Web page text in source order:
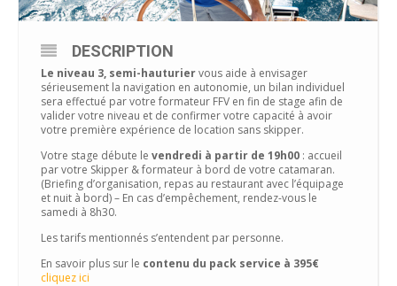
DESCRIPTION
Le niveau 3, semi-hauturiervous aide à envisager
sérieusement la navigation en autonomie, un bilan individuel
sera effectué par votre formateur FFV en fin de stage afin de
valider votre niveau et de confirmer votre capacité à avoir
votre première expérience de location sans skipper.
Votre stage débute le vendredi à partir de 19h00 : accueil
par votre Skipper & formateur à bord de votre catamaran.
(Briefing d’organisation, repas au restaurant avec l’équipage
et nuit à bord) – En cas d’empêchement, rendez-vous le
samedi à 8h30.
Les tarifs mentionnés s’entendent par personne.
En savoir plus sur le contenu du pack service à 395€
cliquez ici